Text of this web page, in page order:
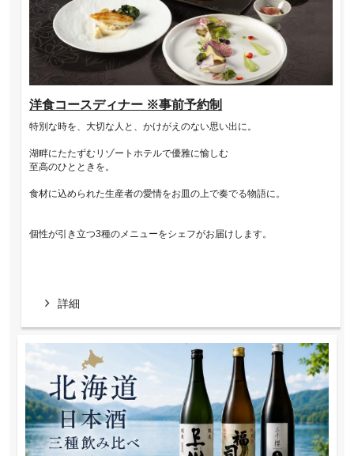
洋食コースディナー ※事前予約制
特別な時を、大切な人と、かけがえのない思い出に。
湖畔にたたずむリゾートホテルで優雅に愉しむ
至高のひとときを。
食材に込められた生産者の愛情をお皿の上で奏でる物語に。
個性が引き立つ3種のメニューをシェフがお届けします。
詳細